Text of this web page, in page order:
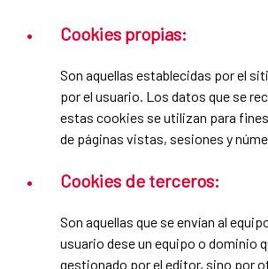
Cookies propias:
Son aquellas establecidas por el
por el usuario. Los datos que se
estas cookies se utilizan para
de páginas vistas, sesiones y
Cookies de terceros:
Son aquellas que se envían al
usuario dese un equipo o dominio
gestionado por el editor, sino por